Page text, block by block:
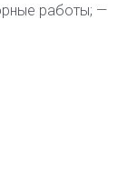
работы; —